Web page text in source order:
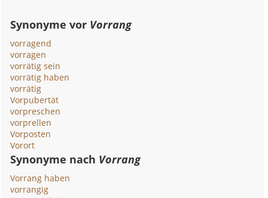
Synonyme vor Vorrang
vorragend
vorragen
vorrätig sein
vorrätig haben
vorrätig
Vorpubertät
vorpreschen
vorprellen
Vorposten
Vorort
Synonyme nach Vorrang
Vorrang haben
vorrangig